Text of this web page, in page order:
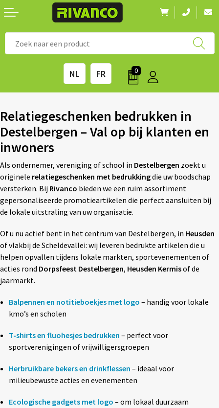
NL FR 0
Kinderen & spellen
Technologie & Accessoires
Tassen
Wonen
◼ Eco-producten
◼ Seizoenen
◼ Feestdagen
◼ Festival & Events
◼ Thuiswerken
Relatiegeschenken bedrukken in
Destelbergen – Val op bij klanten en
inwoners
Als ondernemer, vereniging of school in Destelbergen zoekt u
originele relatiegeschenken met bedrukkingdie uw boodschap
versterken. Bij Rivanco bieden we een ruim assortiment
gepersonaliseerde promotieartikelen die perfect aansluiten bij
de lokale uitstraling van uw organisatie.
Of u nu actief bent in het centrum van Destelbergen, in Heusden
of vlakbij de Scheldevallei: wij leveren bedrukte artikelen die u
helpen opvallen tijdens lokale markten, sportevenementen of
acties rond Dorpsfeest Destelbergen, Heusden Kermisof de
jaarmarkt.
Balpennen en notitieboekjes met logo – handig voor lokale
kmo’s en scholen
T-shirts en fluohesjes bedrukken – perfect voor
sportverenigingen of vrijwilligersgroepen
Herbruikbare bekers en drinkflessen – ideaal voor
milieubewuste acties en evenementen
Ecologische gadgets met logo – om lokaal duurzaam